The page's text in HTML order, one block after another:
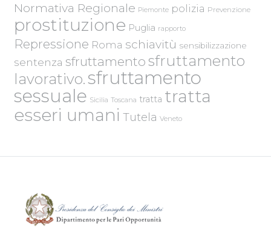
Normativa Regionale Piemonte polizia Prevenzione
prostituzione Puglia rapporto
Repressione Roma schiavitù sensibilizzazione
sentenza sfruttamento sfruttamento
lavorativo.sfruttamento
sessuale Sicilia Toscana tratta tratta
esseri umani Tutela Veneto